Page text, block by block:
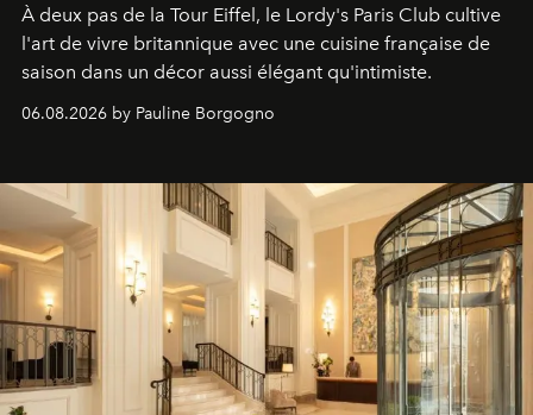
À deux pas de la Tour Eiffel, le Lordy's Paris Club cultive
l'art de vivre britannique avec une cuisine française de
saison dans un décor aussi élégant qu'intimiste.
06.08.2026 by Pauline Borgogno